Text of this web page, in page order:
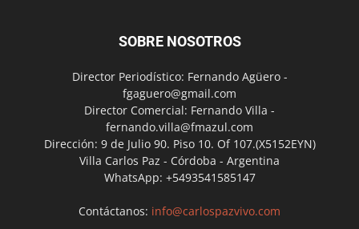
SOBRE NOSOTROS
Director Periodístico: Fernando Agüero -
fgaguero@gmail.com
Director Comercial: Fernando Villa -
fernando.villa@fmazul.com
Dirección: 9 de Julio 90. Piso 10. Of 107.(X5152EYN)
Villa Carlos Paz - Córdoba - Argentina
WhatsApp: +5493541585147
Contáctanos: info@carlospazvivo.com